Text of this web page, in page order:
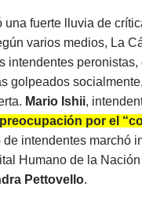
una fuerte lluvia de
varios medios, La
intendentes
golpeados
Mario Ishii,
por el
de intendentes marchó
Humano de la
Pettovello.